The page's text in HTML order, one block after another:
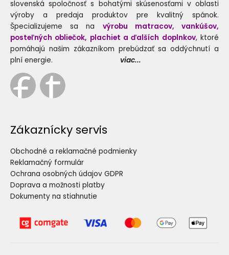
slovenská spoločnosť s bohatými skúsenosťami v oblasti
výroby a predaja produktov pre kvalitný spánok.
Špecializujeme sa na výrobu matracov, vankúšov,
posteľných obliečok, plachiet a ďalších doplnkov, ktoré
pomáhajú našim zákazníkom prebúdzať sa oddýchnutí a
plní energie. viac...
Zákaznícky servis
Obchodné a reklamačné podmienky
Reklamačný formulár
Ochrana osobných údajov GDPR
Doprava a možnosti platby
Dokumenty na stiahnutie